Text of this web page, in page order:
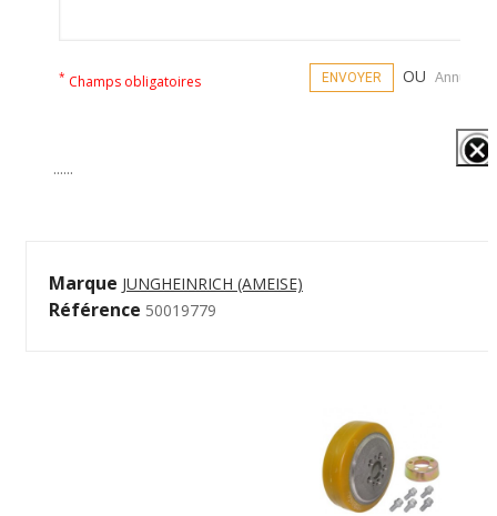
* Champs obligatoires ENVOYER OU Annuler
......
Marque JUNGHEINRICH (AMEISE)
Référence 50019779